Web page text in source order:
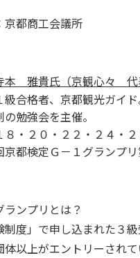
都商工会議所
本 雅貴氏 （京観心々 代
級合格者、京都観光ガイ
勉強会を主催。
８・２０・２２・２４・
京都検定Ｇ－１グランプリ
ンプリとは？
制度」で申し込まれた３
以上がエントリーされて